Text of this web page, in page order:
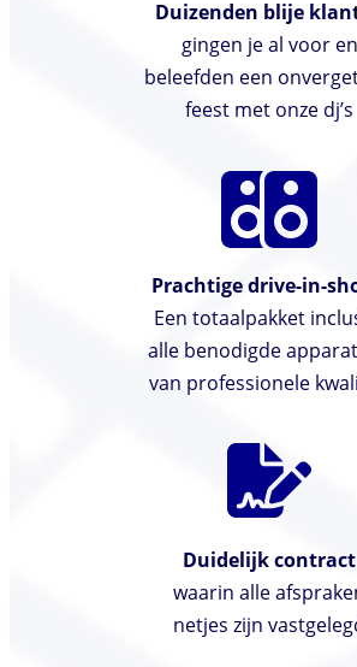
Duizenden blije
gingen je al voor en
beleefden een
feest met onze dj’s
Prachtige drive-in-
Een totaalpakket
alle benodigde
van professionele
Duidelijk contract
waarin alle
netjes zijn